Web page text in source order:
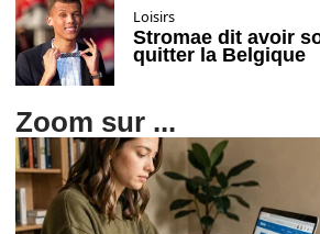
Loisirs
Stromae dit avoir
quitter la Belgique
Zoom sur ...